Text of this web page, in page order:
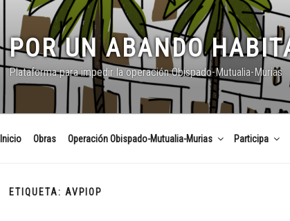
POR UN ABANDO
Plataforma para impedir la operación Obispado-Mutualia-Murias
Inicio Obras Operación Obispado-Mutualia-Murias Participa
ETIQUETA: AVPIOP